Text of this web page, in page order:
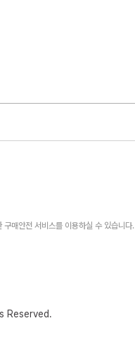
매안전 서비스를 이용하실 수 있습니다.
Reserved.